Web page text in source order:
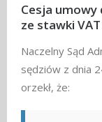
Cesja
ze stawki
Naczelny Sąd
sędziów z dnia
orzekł, że: